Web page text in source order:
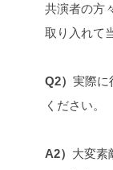
共演者の方
取り入れて
Q2） 実際に
ください。
A2） 大変素